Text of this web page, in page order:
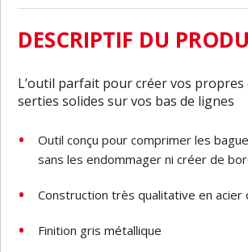
DESCRIPTIF DU
L’outil parfait pour créer vos propres
serties solides sur vos bas de lignes
Outil conçu pour comprimer les
sans les endommager ni créer de
Construction très qualitative en acier
Finition gris métallique